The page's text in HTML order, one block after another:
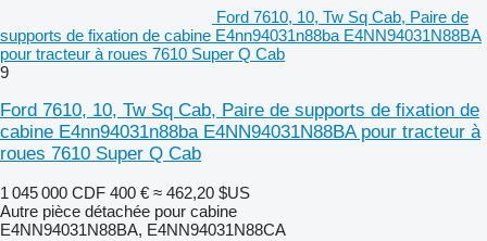
Ford 7610, 10, Tw Sq Cab, Paire de
supports de fixation de cabine E4nn94031n88ba E4NN94031N88BA
pour tracteur à roues 7610 Super Q Cab
9
Ford 7610, 10, Tw Sq Cab, Paire de supports de fixation de
cabine E4nn94031n88ba E4NN94031N88BA pour tracteur à
roues 7610 Super Q Cab
1 045 000 CDF 400 € ≈ 462,20 $US
Autre pièce détachée pour cabine
E4NN94031N88BA, E4NN94031N88CA